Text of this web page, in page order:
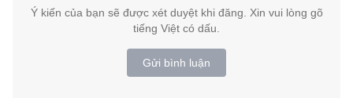
Ý kiến của bạn sẽ được xét duyệt khi đăng. Xin vui lòng gõ
tiếng Việt có dấu.
Gửi bình luận